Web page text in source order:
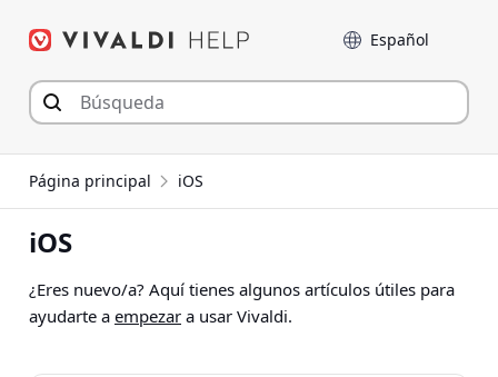
Language
Página principal iOS
iOS
¿Eres nuevo/a? Aquí tienes algunos artículos útiles para
ayudarte a empezar a usar Vivaldi.